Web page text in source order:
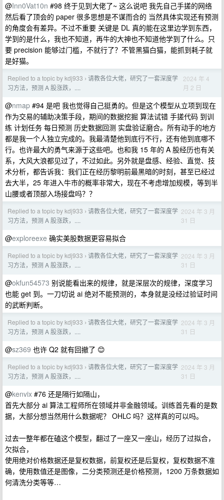
@Inn0Vat10n #98 终于见到大佬了~ 这么说吧 我先自己手搓的网络
然后看了顶会的 paper 很多思想是不谋而合的 当然具体实现还有预测
的角度会有差异。不过不重要 关键是 DL 真的能在这里边学到东西，
学到的是什么，我也不知道，再牛的大神也不知道他学到了什么。只
要 precision 能够过门槛，不就行了？不管黑猫白猫，能抓到耗子就
是好猫。
Replied to a topic by kdj933 › 请教各位大佬，研究了一套深度学
习方法，预测 A 股涨跌，....
2024 年 4
月 2 日
@nmap #94 是吧 我也觉得自己挺勇的。但是这个模型从立项到现在
作为交易的辅助决策手段，期间的数据挖掘 算法试错 手搓代码 到训
练 计划任务 每日预测 历史数据回测 实盘验证磨合。所有动手的地方
都是我一个人独立完成的。我最清楚他到底行不行，还有他到底哪不
行。也许最大的勇气来源于这些吧。也和我 15 年的 A 股经历也有关
系，大风大浪都见过了，不过如此。另外就是盘感、经验、直觉、技
术分析，都告诉我：我们正在经历黎明前最黑暗的时刻，甚至已经过
去大半，25 年进入牛市的概率非常大，现在不考虑增加规模，等到半
山腰或者顶部入场接盘吗？？
Replied to a topic by kdj933 › 请教各位大佬，研究了一套深度学
习方法，预测 A 股涨跌，....
2024 年 3 月
31 日
@exploreexe 确实美股数据更容易拟合
Replied to a topic by kdj933 › 请教各位大佬，研究了一套深度学
习方法，预测 A 股涨跌，....
2024 年 3 月
31 日
@okfun54573 别说能看出来的规律，就是深层次的规律，深度学习
也能 get 到。一刀切说 ai 绝对不能预测的，本身就是没经过验证时间
的武断判断。
Replied to a topic by kdj933 › 请教各位大佬，研究了一套深度学
习方法，预测 A 股涨跌，....
2024 年 3 月
31 日
@sz369 也许 Q2 就有回撤了 😊
Replied to a topic by kdj933 › 请教各位大佬，研究了一套深度学
习方法，预测 A 股涨跌，....
2024 年 3 月
31 日
@kenvix #76 还是隔行如隔山，
首先大部分 ai 算法工程师所在领域并非金融领域。训练首先看的是数
据，大部分想当然用什么数据呢？ OHLC 吗？这样真的可以吗。
过去一整年都在磕这个模型，翻过了一座又一座山，经历了过拟合，
欠拟合，
使用绝对价格数据还是复权数据，前复权还是后复权，复权数据不准
确，使用数值还是图像，二分类预测还是价格预测，1200 万条数据如
何清洗分类等等…